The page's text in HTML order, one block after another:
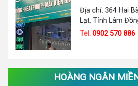
Địa chỉ: 364 Hai
Lạt, Tỉnh Lâm
Tel:0902 570 886
HOÀNG NGÂN